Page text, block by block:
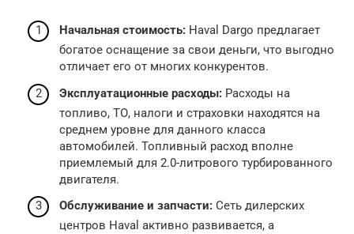
Начальная стоимость: Haval Dargo предлагает
богатое оснащение за свои деньги, что выгодно
отличает его от многих конкурентов.
Эксплуатационные расходы: Расходы на
топливо, ТО, налоги и страховки находятся на
среднем уровне для данного класса
автомобилей. Топливный расход вполне
приемлемый для 2.0-литрового турбированного
двигателя.
Обслуживание и запчасти: Сеть дилерских
центров Haval активно развивается, а